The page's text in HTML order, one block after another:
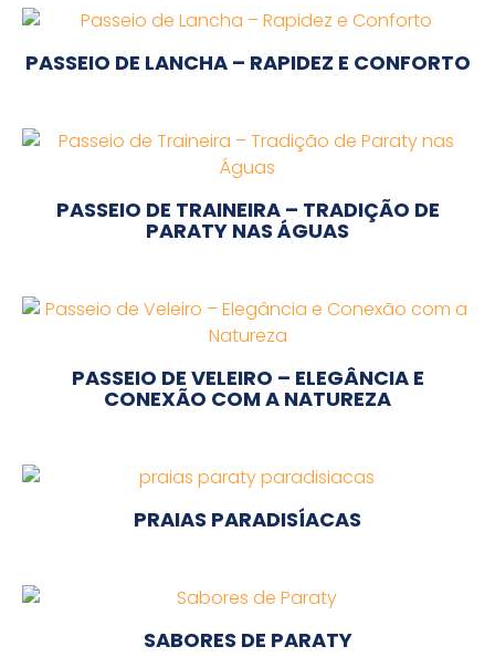
PASSEIO DE LANCHA – RAPIDEZ E CONFORTO
PASSEIO DE TRAINEIRA – TRADIÇÃO DE
PARATY NAS ÁGUAS
PASSEIO DE VELEIRO – ELEGÂNCIA E
CONEXÃO COM A NATUREZA
PRAIAS PARADISÍACAS
SABORES DE PARATY